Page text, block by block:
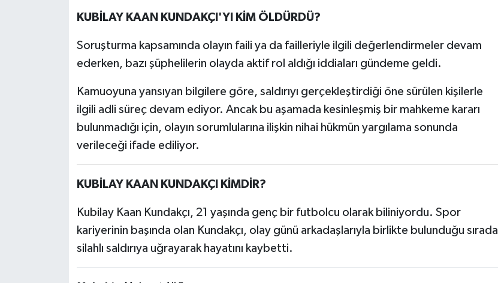
KUBİLAY KAAN KUNDAKÇI'YI KİM ÖLDÜRDÜ?
Soruşturma kapsamında olayın faili ya da failleriyle ilgili değerlendirmeler devam
ederken, bazı şüphelilerin olayda aktif rol aldığı iddiaları gündeme geldi.
Kamuoyuna yansıyan bilgilere göre, saldırıyı gerçekleştirdiği öne sürülen kişilerle
ilgili adli süreç devam ediyor. Ancak bu aşamada kesinleşmiş bir mahkeme kararı
bulunmadığı için, olayın sorumlularına ilişkin nihai hükmün yargılama sonunda
verileceği ifade ediliyor.
KUBİLAY KAAN KUNDAKÇI KİMDİR?
Kubilay Kaan Kundakçı, 21 yaşında genç bir futbolcu olarak biliniyordu. Spor
kariyerinin başında olan Kundakçı, olay günü arkadaşlarıyla birlikte bulunduğu sırada
silahlı saldırıya uğrayarak hayatını kaybetti.